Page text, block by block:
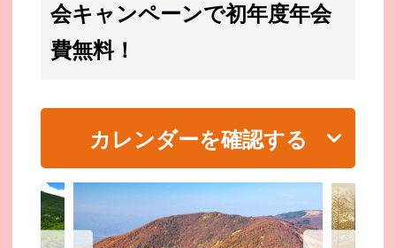
会キャンペーンで初年度年会
費無料！
カレンダーを確認する